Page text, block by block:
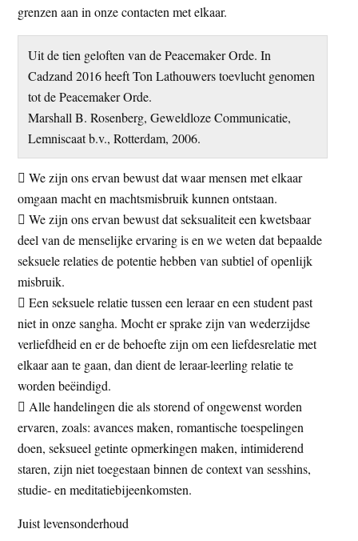
grenzen aan in onze contacten met elkaar.
Uit de tien geloften van de Peacemaker Orde. In
Cadzand 2016 heeft Ton Lathouwers toevlucht genomen
tot de Peacemaker Orde.
Marshall B. Rosenberg, Geweldloze Communicatie,
Lemniscaat b.v., Rotterdam, 2006.
 We zijn ons ervan bewust dat waar mensen met elkaar
omgaan macht en machtsmisbruik kunnen ontstaan.
 We zijn ons ervan bewust dat seksualiteit een kwetsbaar
deel van de menselijke ervaring is en we weten dat bepaalde
seksuele relaties de potentie hebben van subtiel of openlijk
misbruik.
 Een seksuele relatie tussen een leraar en een student past
niet in onze sangha. Mocht er sprake zijn van wederzijdse
verliefdheid en er de behoefte zijn om een liefdesrelatie met
elkaar aan te gaan, dan dient de leraar-leerling relatie te
worden beëindigd.
 Alle handelingen die als storend of ongewenst worden
ervaren, zoals: avances maken, romantische toespelingen
doen, seksueel getinte opmerkingen maken, intimiderend
staren, zijn niet toegestaan binnen de context van sesshins,
studie- en meditatiebijeenkomsten.
Juist levensonderhoud